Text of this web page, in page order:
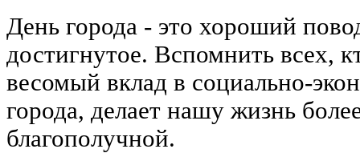
День города - это хороший
достигнутое. Вспомнить всех,
весомый вклад в социально-
города, делает нашу жизнь
благополучной.